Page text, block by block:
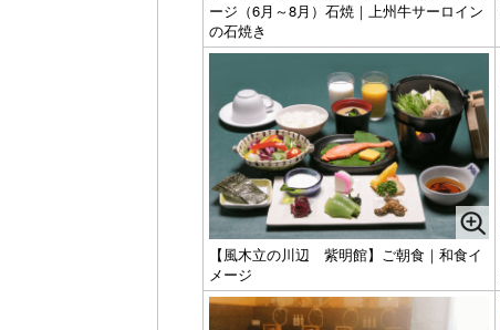
ージ（6月～8月）石焼｜上州牛サーロイン
の石焼き
【風木立の川辺 紫明館】ご朝食｜和食イ
メージ